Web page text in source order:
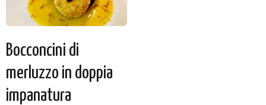
Bocconcini di
merluzzo in doppia
impanatura